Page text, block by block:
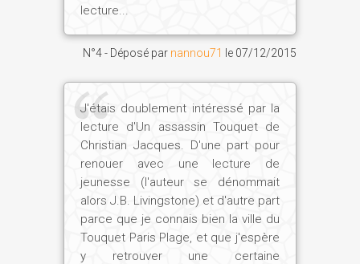
lecture...
N°4 - Déposé par nannou71 le 07/12/2015
J'étais doublement intéressé par la
lecture d'Un assassin Touquet de
Christian Jacques. D'une part pour
renouer avec une lecture de
jeunesse (l'auteur se dénommait
alors J.B. Livingstone) et d'autre part
parce que je connais bien la ville du
Touquet Paris Plage, et que j'espère
y retrouver une certaine